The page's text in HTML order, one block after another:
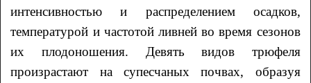
интенсивностью и распределением осадков,
температурой и частотой ливней во время сезонов
их плодоношения. Девять видов трюфеля
произрастают на супесчаных почвах, образуя